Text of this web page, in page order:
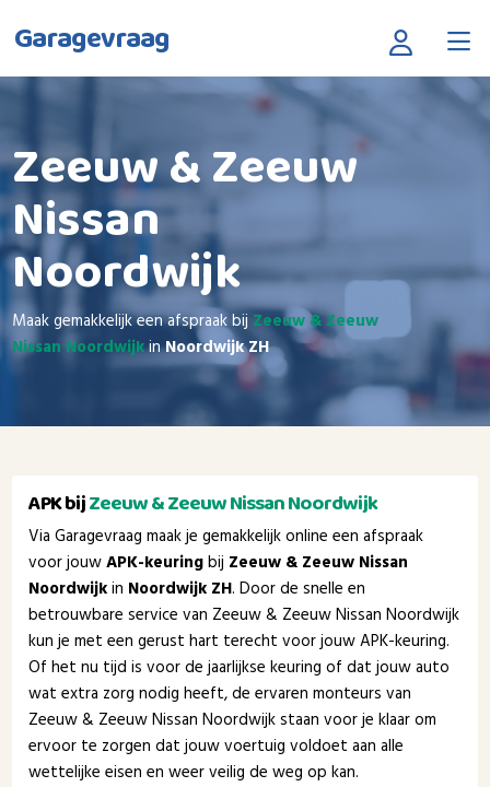
Garagevraag
Zeeuw & Zeeuw
Nissan
Noordwijk
Maak gemakkelijk een afspraak bij Zeeuw & Zeeuw
Nissan NoordwijkinNoordwijk ZH
APK bijZeeuw & Zeeuw Nissan Noordwijk
Via Garagevraag maak je gemakkelijk online een afspraak
voor jouwAPK-keuringbij Zeeuw & Zeeuw Nissan
Noordwijkin Noordwijk ZH. Door de snelle en
betrouwbare service van Zeeuw & Zeeuw Nissan Noordwijk
kun je met een gerust hart terecht voor jouw APK-keuring.
Of het nu tijd is voor de jaarlijkse keuring of dat jouw auto
wat extra zorg nodig heeft, de ervaren monteurs van
Zeeuw & Zeeuw Nissan Noordwijk staan voor je klaar om
ervoor te zorgen dat jouw voertuig voldoet aan alle
wettelijke eisen en weer veilig de weg op kan.